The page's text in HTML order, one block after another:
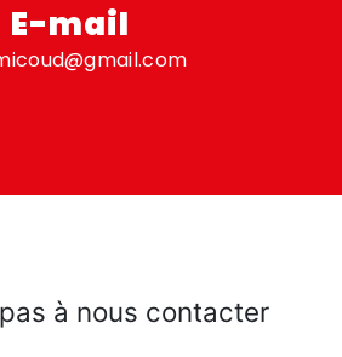
E-mail
à nous contacter